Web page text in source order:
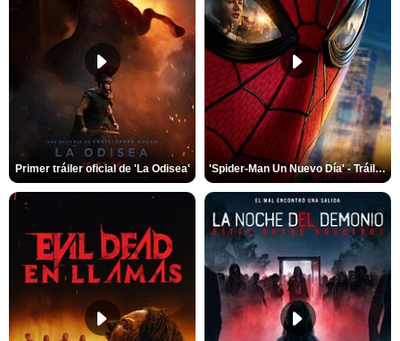
Primer tráiler oficial de 'La Odisea' 'Spider-Man Un Nuevo Día' - Tráiler oficial subtitulado